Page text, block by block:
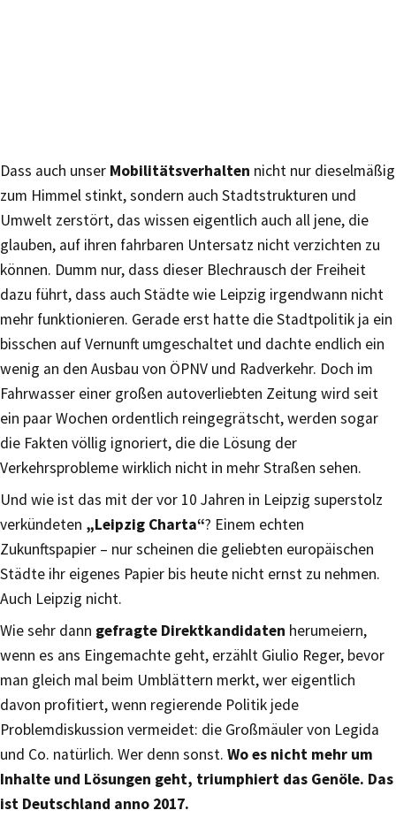
Dass auch unser Mobilitätsverhalten nicht nur dieselmäßig
zum Himmel stinkt, sondern auch Stadtstrukturen und
Umwelt zerstört, das wissen eigentlich auch all jene, die
glauben, auf ihren fahrbaren Untersatz nicht verzichten zu
können. Dumm nur, dass dieser Blechrausch der Freiheit
dazu führt, dass auch Städte wie Leipzig irgendwann nicht
mehr funktionieren. Gerade erst hatte die Stadtpolitik ja ein
bisschen auf Vernunft umgeschaltet und dachte endlich ein
wenig an den Ausbau von ÖPNV und Radverkehr. Doch im
Fahrwasser einer großen autoverliebten Zeitung wird seit
ein paar Wochen ordentlich reingegrätscht, werden sogar
die Fakten völlig ignoriert, die die Lösung der
Verkehrsprobleme wirklich nicht in mehr Straßen sehen.
Und wie ist das mit der vor 10 Jahren in Leipzig superstolz
verkündeten „Leipzig Charta“? Einem echten
Zukunftspapier – nur scheinen die geliebten europäischen
Städte ihr eigenes Papier bis heute nicht ernst zu nehmen.
Auch Leipzig nicht.
Wie sehr dann gefragte Direktkandidaten herumeiern,
wenn es ans Eingemachte geht, erzählt Giulio Reger, bevor
man gleich mal beim Umblättern merkt, wer eigentlich
davon profitiert, wenn regierende Politik jede
Problemdiskussion vermeidet: die Großmäuler von Legida
und Co. natürlich. Wer denn sonst. Wo es nicht mehr um
Inhalte und Lösungen geht, triumphiert das Genöle. Das
ist Deutschland anno 2017.